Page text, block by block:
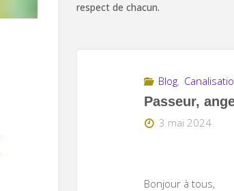
respect de chacun.
Blog,
Passeur,
3 mai 2024
Bonjour à tous,